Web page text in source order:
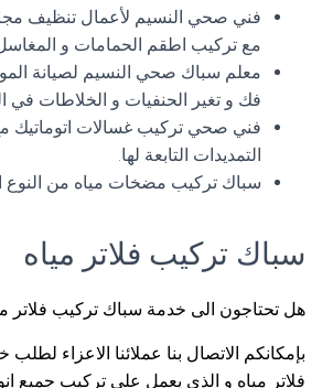
فني صحي النسيم لأعمال تنظيف
مع تركيب اطقم الحمامات و
معلم سباك صحي النسيم لصيانة
فك و تغير الحنفيات و الخلاطات في
فني صحي تركيب غسالات اتوماتيك
التمديدات التابعة لها.
سباك تركيب مضخات مياه من النوع
سباك تركيب فلاتر مياه
هل تحتاجون الى خدمة سباك تركيب فلاتر
بإمكانكم الاتصال بنا عملائنا الاعزاء
فلاتر مياه و الذي يعمل على تركيب جميع